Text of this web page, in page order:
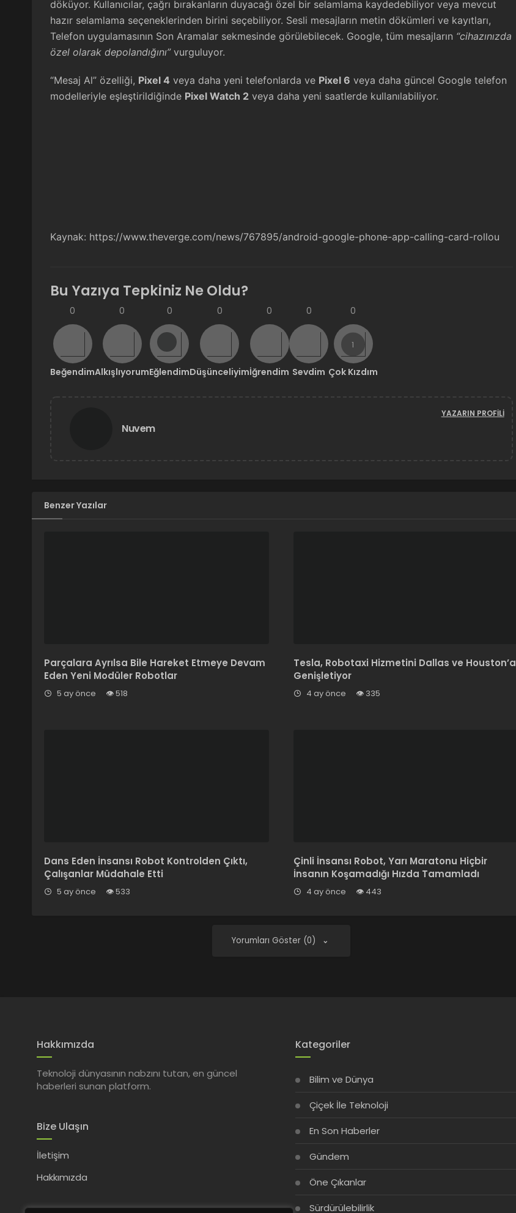
döküyor. Kullanıcılar, çağrı bırakanların duyacağı özel bir selamlama kaydedebiliyor veya mevcut
hazır selamlama seçeneklerinden birini seçebiliyor. Sesli mesajların metin dökümleri ve kayıtları,
Telefon uygulamasının Son Aramalar sekmesinde görülebilecek. Google, tüm mesajların “cihazınızda
özel olarak depolandığını”vurguluyor.
“Mesaj Al” özelliği, Pixel 4 veya daha yeni telefonlarda ve Pixel 6 veya daha güncel Google telefon
modelleriyle eşleştirildiğinde Pixel Watch 2 veya daha yeni saatlerde kullanılabiliyor.
Kaynak: https://www.theverge.com/news/767895/android-google-phone-app-calling-card-rollou
Bu Yazıya Tepkiniz Ne Oldu?
0
Beğendim
0
Alkışlıyorum
0
Eğlendim
0
Düşünceliyim
0
İğrendim
0
Sevdim
0
Çok Kızdım
Nuvem
YAZARIN PROFILI
Benzer Yazılar
Parçalara Ayrılsa Bile Hareket Etmeye Devam
Eden Yeni Modüler Robotlar
5 ay önce 518
Tesla, Robotaxi Hizmetini Dallas ve Houston’a
Genişletiyor
4 ay önce 335
Dans Eden İnsansı Robot Kontrolden Çıktı,
Çalışanlar Müdahale Etti
5 ay önce 533
Çinli İnsansı Robot, Yarı Maratonu Hiçbir
İnsanın Koşamadığı Hızda Tamamladı
4 ay önce 443
Yorumları Göster (0)
Hakkımızda
Teknoloji dünyasının nabzını tutan, en güncel
haberleri sunan platform.
Bize Ulaşın
İletişim
Hakkımızda
Kategoriler
Bilim ve Dünya
Çiçek İle Teknoloji
En Son Haberler
Gündem
Öne Çıkanlar
Sürdürülebilirlik